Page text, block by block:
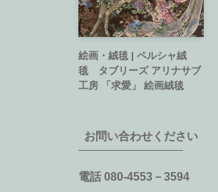
絵画・絨毯 | ペルシャ絨
毯 タブリーズ アリナサブ
工房 「求愛」 絵画絨毯
お問い合わせください
電話 080-4553－3594